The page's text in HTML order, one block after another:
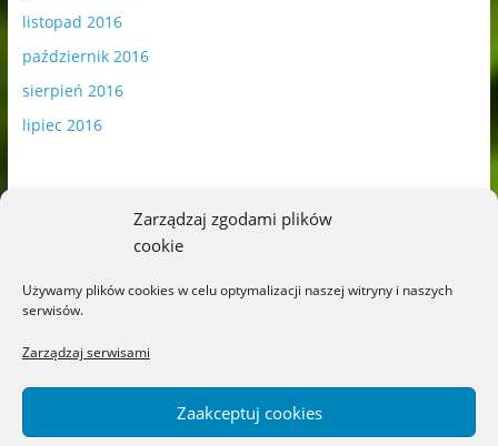
Zarządzaj zgodami plików
cookie
Używamy plików cookies w celu optymalizacji naszej witryny i naszych
serwisów.
Zarządzaj serwisami
Zaakceptuj cookies
listopad 2016
październik 2016
sierpień 2016
lipiec 2016